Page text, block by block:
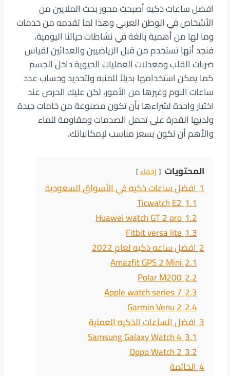
افضل ساعات ذكيه أصبحت محور بحث الملايين من
الأشخاص في الوطن العربي وهذا لما تقدمه من خدمات
وما لها من أهمية بالغة في نشاطات حياتنا اليومية،
فنجد أنها تستخدم من قبل الرياضيين والعدائين لقياس
ضربات القلب ومعدلات العمليات الحيوية داخل الجسم
كما يمكن استخدامها بديلاً للمنبه ولتحديد وحساب عدد
ساعات النوم وغيرها من الأمور، لكن عليك الحرص عند
اختيار واحدة لشراءها بأن تكون مصنوعة من خامات جيدة
ولديها القدرة على تحمل الصدمات ومقاومة للماء
والأهم أن تكون بسعر مناسب لإمكانياتك.
المحتويات إخفاء
1افضل ساعات ذكيه في الأسواق السعودية
1.1
Ticwatch E2
1.2
Huawei watch GT 2 pro
1.3
Fitbit versa lite
2افضل ساعه ذكيه لعام 2022
2.1
Amazfit GPS 2 Mini
2.2
Polar M200
2.3
Apple watch series 7
2.4
Garmin Venu 2
3افضل الساعات الذكيه العملية
3.1
Samsung Galaxy Watch 4
3.2
Oppo Watch 2
4الخاتمة